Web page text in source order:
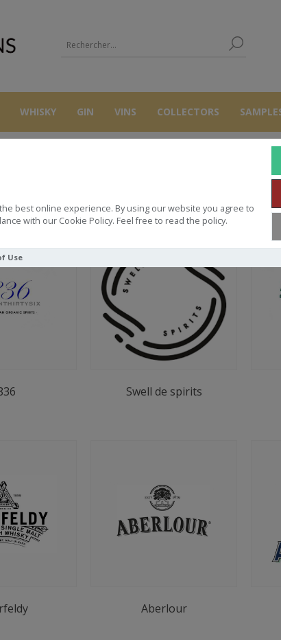
best online experience. By using our website you agree to
with our Cookie Policy. Feel free to read the policy.
Use
WHISKY GIN VINS COLLECTORS
LISTE DES
Swell de spirits
Aberlour